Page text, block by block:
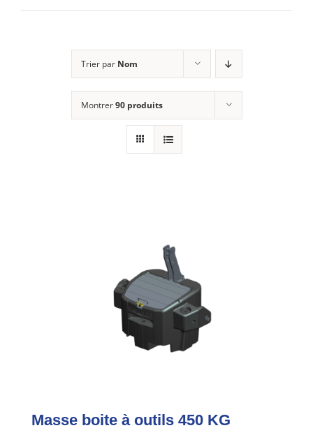
Trier par Nom
Montrer90 produits
Masse boite à outils 450 KG